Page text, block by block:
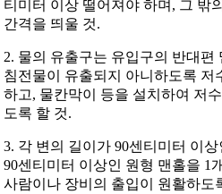
티미터 이상 떨어져야 하며, 그 밖
간격을 띄울 것.
2. 물의 유출구는 유입구의 반대편
침전물이 유출되지 아니하도록 저
하고, 물칸막이 등을 설치하여 저
도록 할 것.
3. 각 변의 길이가 90센티미터 이
90센티미터 이상인 원형 맨홀을 1
사람이나 장비의 출입이 원활하도